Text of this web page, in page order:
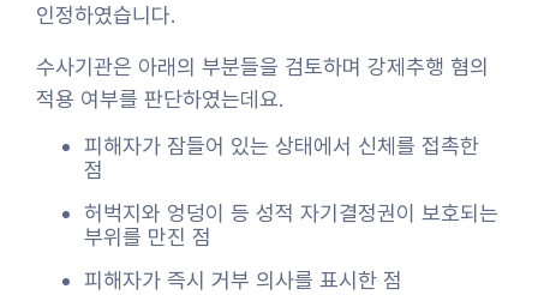
인정하였습니다.
수사기관은 아래의 부분들을 검토하며 강제추행 혐의
적용 여부를 판단하였는데요.
피해자가 잠들어 있는 상태에서 신체를 접촉한
점
허벅지와 엉덩이 등 성적 자기결정권이 보호되는
부위를 만진 점
피해자가 즉시 거부 의사를 표시한 점